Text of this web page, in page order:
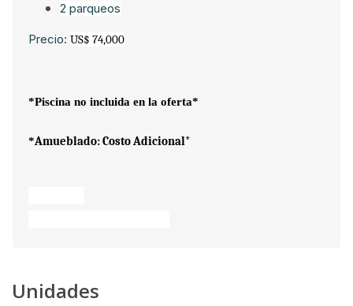
2 parqueos
Precio: US$ 74,000
*Piscina no incluida en la oferta*
*Amueblado: Costo Adicional*
Unidades